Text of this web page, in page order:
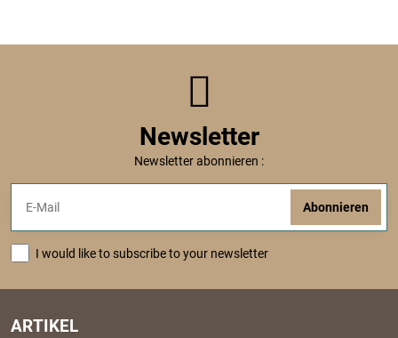
Newsletter
Newsletter abonnieren :
Abonnieren
I would like to subscribe to your newsletter
ARTIKEL